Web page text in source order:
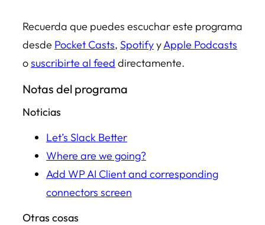
Recuerda que puedes escuchar este programa
desde Pocket Casts, SpotifyyApple Podcasts
osuscribirte al feed directamente.
Notas del programa
Noticias
Let’s Slack Better
Where are we going?
Add WP AI Client and corresponding
connectors screen
Otras cosas